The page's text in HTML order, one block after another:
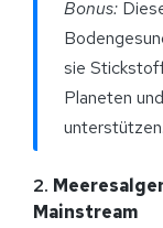
Bonus:
sie
Planeten
unterstützen.
2.
Mainstream